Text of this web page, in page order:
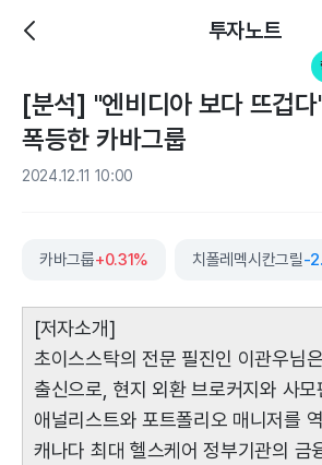
투자노트
[분석] "엔비디아 보다 뜨겁
폭등한 카바그룹
2024.12.11 10:00
카바그룹+0.31% 치폴레멕시칸그릴-
[저자소개]
초이스스탁의 전문 필진인 이관우님
출신으로, 현지 외환 브로커지와 사모
애널리스트와 포트폴리오 매니저를
캐나다 최대 헬스케어 정부기관의 금